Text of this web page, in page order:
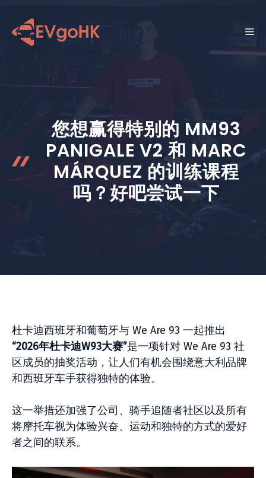
菜
单
您想赢得特别的 MM93
PANIGALE V2 和 MARC
MÁRQUEZ 的训练课程
吗？好吧尝试一下
杜卡迪西班牙和葡萄牙与 We Are 93 一起推出
“2026年杜卡迪W93大赛”是一项针对 We Are 93 社
区成员的抽奖活动，让人们有机会围绕意大利品牌
和西班牙车手获得独特的体验。
这一举措还加强了公司、骑手追随者社区以及所有
将摩托车视为体验兴奋、运动和独特的方式的爱好
者之间的联系。